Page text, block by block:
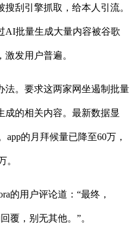
刮引擎抓取，给本人引流。
AI批量生成大量内容被谷歌
发用户普遍。
。要求这两家网坐遏制批量
成的相关内容。最新数据显
的月拜候量已降至60万，
。
用户评论道：“最终，
覆，别无其他。”。